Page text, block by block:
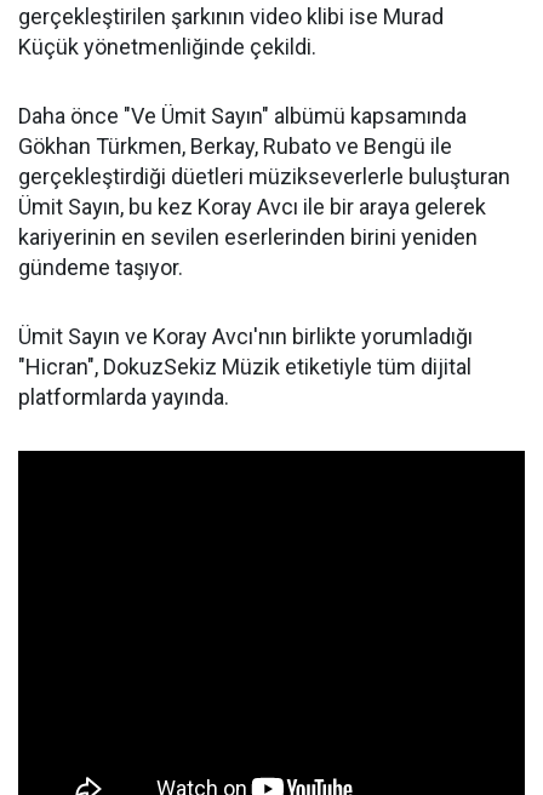
gerçekleştirilen şarkının video klibi ise Murad
Küçük yönetmenliğinde çekildi.
Daha önce "Ve Ümit Sayın" albümü kapsamında
Gökhan Türkmen, Berkay, Rubato ve Bengü ile
gerçekleştirdiği düetleri müzikseverlerle buluşturan
Ümit Sayın, bu kez Koray Avcı ile bir araya gelerek
kariyerinin en sevilen eserlerinden birini yeniden
gündeme taşıyor.
Ümit Sayın ve Koray Avcı'nın birlikte yorumladığı
"Hicran", DokuzSekiz Müzik etiketiyle tüm dijital
platformlarda yayında.